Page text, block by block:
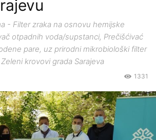
- Filter zraka na osnovu hemijske
otpadnih voda/supstanci, Prečišćivać
pare, uz prirodni mikrobiološki filter
krovovi grada Sarajeva
1331